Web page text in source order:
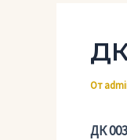
От
ДК